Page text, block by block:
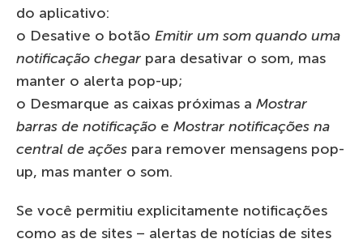
do aplicativo:
o Desative o botão Emitir um som quando uma
notificação chegar para desativar o som, mas
manter o alerta pop-up;
o Desmarque as caixas próximas a Mostrar
barras de notificação e Mostrar notificações na
central de ações para remover mensagens pop-
up, mas manter o som.
Se você permitiu explicitamente notificações
como as de sites – alertas de notícias de sites